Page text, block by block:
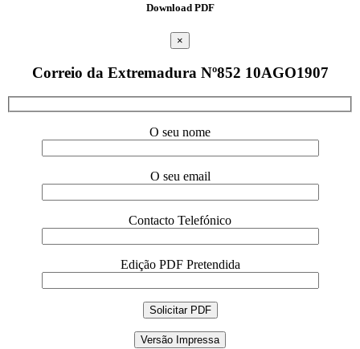
Download PDF
×
Correio da Extremadura Nº852 10AGO1907
O seu nome
O seu email
Contacto Telefónico
Edição PDF Pretendida
Versão Impressa